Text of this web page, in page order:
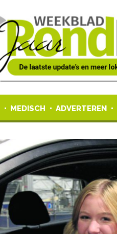
MEDISCH ADVERTEREN